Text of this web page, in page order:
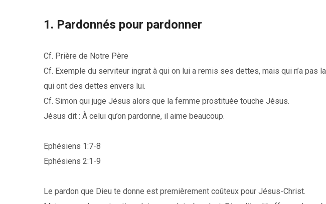
1. Pardonnés pour pardonner
Cf. Prière de Notre Père
Cf. Exemple du serviteur ingrat à qui on lui a remis ses dettes, mais qui n’a pas
qui ont des dettes envers lui.
Cf. Simon qui juge Jésus alors que la femme prostituée touche Jésus.
Jésus dit : À celui qu’on pardonne, il aime beaucoup.
Ephésiens 1:7-8
Ephésiens 2:1-9
Le pardon que Dieu te donne est premièrement coûteux pour Jésus-Christ.